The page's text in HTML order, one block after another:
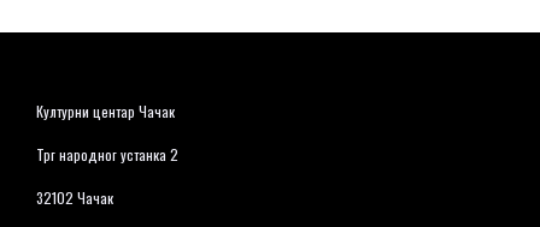
Културни центар Чачак
Трг народног устанка 2
32102 Чачак